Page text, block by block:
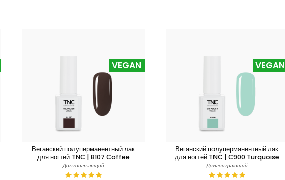
Веганский полуперманентный лак
для ногтей TNC | B107 Coffee
Долгоиграющий
VEGAN
Веганский полуперманентный лак
для ногтей TNC | C900 Turquoise
Долгоиграющий
VEGAN